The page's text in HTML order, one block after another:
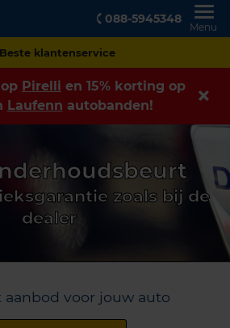
088-5945348
Menu
Beste klantenservice
Pirelli en 15% korting op
Laufenn autobanden!
zoals bij de
dealer
aanbod voor jouw auto